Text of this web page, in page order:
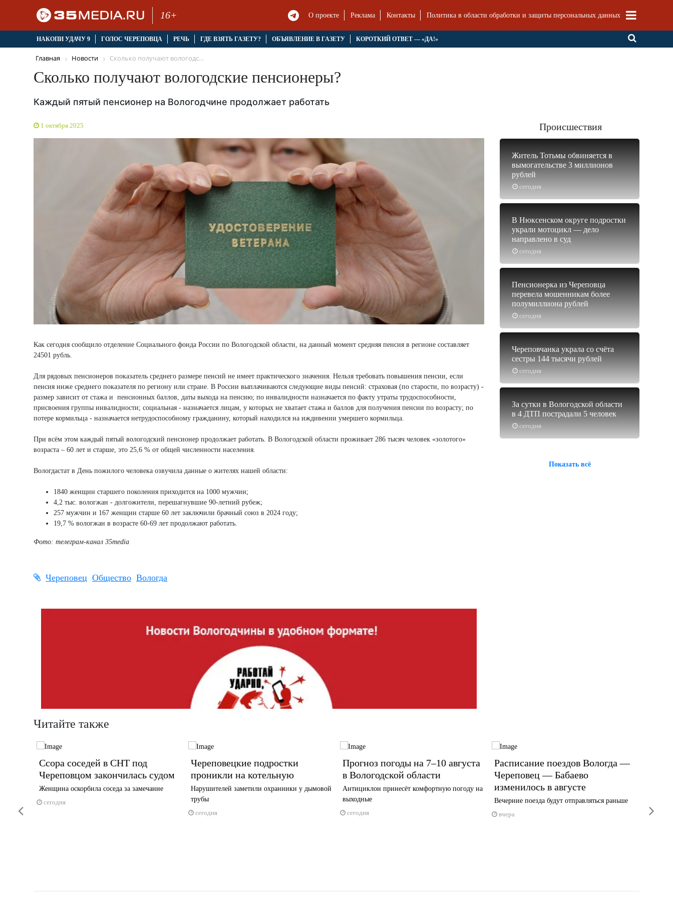
16+ О проекте Реклама Контакты Политика в области обработки и защиты персональных данных
НАКОПИ УДАЧУ 9 ГОЛОС ЧЕРЕПОВЦА РЕЧЬ ГДЕ ВЗЯТЬ ГАЗЕТУ? ОБЪЯВЛЕНИЕ В ГАЗЕТУ КОРОТКИЙ ОТВЕТ — «ДА!»
Главная Новости Сколько получают вологодс...
Сколько получают вологодские пенсионеры?
Каждый пятый пенсионер на Вологодчине продолжает работать
1 октября 2025
Как сегодня сообщило отделение Социального фонда России по Вологодской области, на данный момент средняя пенсия в регионе составляет
24501 рубль.
Для рядовых пенсионеров показатель среднего размере пенсий не имеет практического значения. Нельзя требовать повышения пенсии, если
пенсия ниже среднего показателя по региону или стране. В России выплачиваются следующие виды пенсий: страховая (по старости, по возрасту) -
размер зависит от стажа и пенсионных баллов, даты выхода на пенсию; по инвалидности назначается по факту утраты трудоспособности,
присвоения группы инвалидности; социальная - назначается лицам, у которых не хватает стажа и баллов для получения пенсии по возрасту; по
потере кормильца - назначается нетрудоспособному гражданину, который находился на иждивении умершего кормильца.
При всём этом каждый пятый вологодский пенсионер продолжает работать. В Вологодской области проживает 286 тысяч человек «золотого»
возраста – 60 лет и старше, это 25,6 % от общей численности населения.
Вологдастат в День пожилого человека озвучила данные о жителях нашей области:
1840 женщин старшего поколения приходится на 1000 мужчин;
4,2 тыс. вологжан - долгожители, перешагнувшие 90-летний рубеж;
257 мужчин и 167 женщин старше 60 лет заключили брачный союз в 2024 году;
19,7 % вологжан в возрасте 60-69 лет продолжают работать.
Фото: телеграм-канал 35media
Череповец Общество Вологда
Происшествия
сегодня
Житель Тотьмы обвиняется в
вымогательстве 3 миллионов
рублей
сегодня
В Нюксенском округе подростки
украли мотоцикл — дело
направлено в суд
сегодня
Пенсионерка из Череповца
перевела мошенникам более
полумиллиона рублей
сегодня
Череповчанка украла со счёта
сестры 144 тысячи рублей
сегодня
За сутки в Вологодской области
в 4 ДТП пострадали 5 человек
Показать всё
Читайте также
Ссора соседей в СНТ под
Череповцом закончилась судом
Женщина оскорбила соседа за замечание
сегодня
Череповецкие подростки
проникли на котельную
Нарушителей заметили охранники у дымовой
трубы
сегодня
Прогноз погоды на 7–10 августа
в Вологодской области
Антициклон принесёт комфортную погоду на
выходные
сегодня
Расписание поездов Вологда —
Череповец — Бабаево
изменилось в августе
Вечерние поезда будут отправляться раньше
вчера